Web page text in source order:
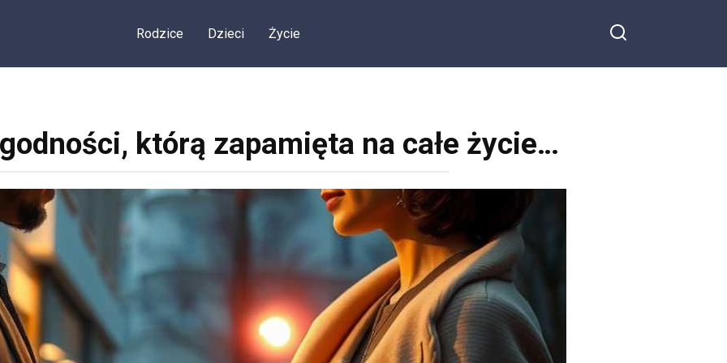
Rodzice Dzieci Życie
którą zapamięta na całe życie…